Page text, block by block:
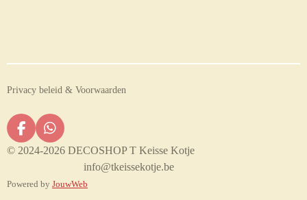
Privacy beleid & Voorwaarden
F
a
b
W
h
s
© 2024-2026 DECOSHOP T Keisse Kotje
info@tkeissekotje.be
Powered by JouwWeb